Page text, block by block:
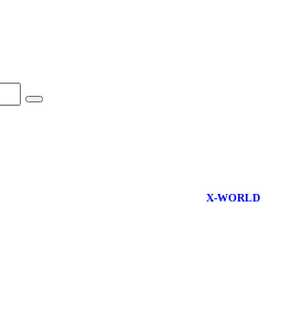
X-WORLD